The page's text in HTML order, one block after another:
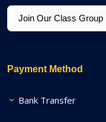
Payment Method
Bank Transfer